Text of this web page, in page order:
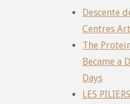
Descente
Centres
The
Became a
Days
LES